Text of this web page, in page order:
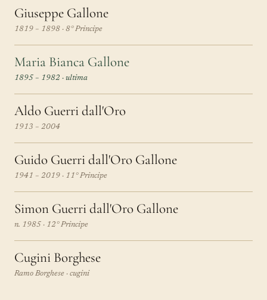
Giuseppe Gallone
1819 – 1898 · 8° Principe
Maria Bianca Gallone
1895 – 1982 · ultima
Aldo Guerri dall'Oro
1913 – 2004
Guido Guerri dall'Oro Gallone
1941 – 2019 · 11° Principe
Simon Guerri dall'Oro Gallone
n. 1985 · 12° Principe
Cugini Borghese
Ramo Borghese · cugini